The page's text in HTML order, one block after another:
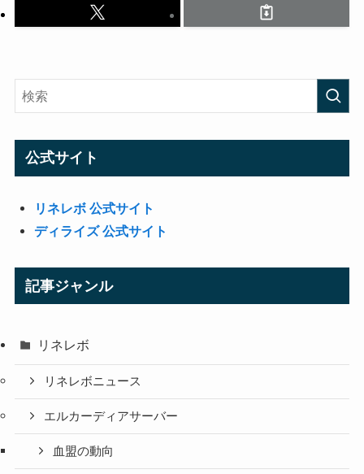
公式サイト
リネレボ 公式サイト
ディライズ 公式サイト
記事ジャンル
リネレボ
リネレボニュース
エルカーディアサーバー
血盟の動向